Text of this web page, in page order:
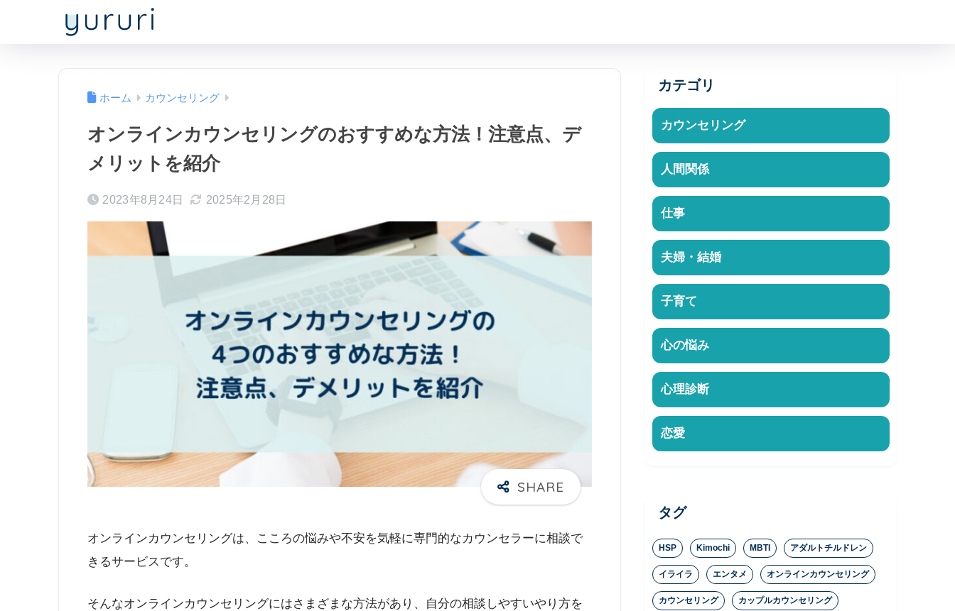
ホーム カウンセリング
オンラインカウンセリングのおすすめな方法！注意点、デ
メリットを紹介
2023年8月24日 2025年2月28日
オンラインカウンセリングは、こころの悩みや不安を気軽に専門的なカウンセラーに相談で
きるサービスです。
そんなオンラインカウンセリングにはさまざまな方法があり、自分の相談しやすいやり方を
カテゴリ
カウンセリング
人間関係
仕事
夫婦・結婚
子育て
心の悩み
心理診断
恋愛
タグ
HSP Kimochi MBTI アダルトチルドレン
イライラ エンタメ オンラインカウンセリング
カウンセリング カップルカウンセリング